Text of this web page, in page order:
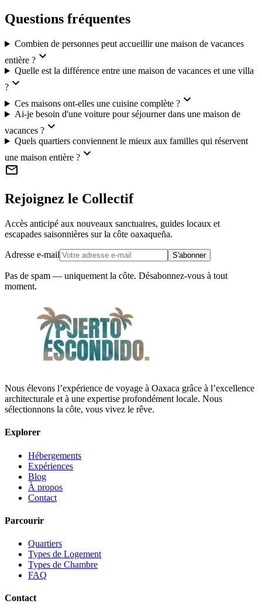
Questions fréquentes
Combien de personnes peut accueillir une maison de vacances
entière ? expand_more
Quelle est la différence entre une maison de vacances et une villa
? expand_more
Ces maisons ont-elles une cuisine complète ?expand_more
Ai-je besoin d'une voiture pour séjourner dans une maison de
vacances ? expand_more
Quels quartiers conviennent le mieux aux familles qui réservent
une maison entière ? expand_more
mail
Rejoignez le Collectif
Accès anticipé aux nouveaux sanctuaires, guides locaux et
escapades saisonnières sur la côte oaxaqueña.
Adresse e-mail S'abonner
Pas de spam — uniquement la côte. Désabonnez-vous à tout
moment.
Nous élevons l’expérience de voyage à Oaxaca grâce à l’excellence
architecturale et à une expertise profondément locale. Nous
sélectionnons la côte, vous vivez le rêve.
Explorer
Hébergements
Expériences
Blog
À propos
Contact
Parcourir
Quartiers
Types de Logement
Types de Chambre
FAQ
Contact